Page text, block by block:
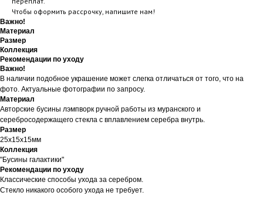
Чтобы оформить рассрочку, напишите нам!
Важно!
Материал
Размер
Коллекция
Рекомендации по уходу
Важно!
В наличии подобное украшение может слегка отличаться от того, что на
фото. Актуальные фотографии по запросу.
Материал
Авторские бусины лэмпворк ручной работы из муранского и
серебросодержащего стекла с вплавлением серебра внутрь.
Размер
25х15х15мм
Коллекция
"Бусины галактики"
Рекомендации по уходу
Классические способы ухода за серебром.
Стекло никакого особого ухода не требует.